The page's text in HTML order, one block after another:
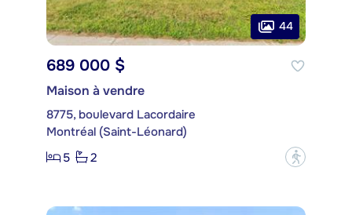
44
689 000 $
Maison à vendre
8775, boulevard Lacordaire
Montréal (Saint-Léonard)
5
2 ?